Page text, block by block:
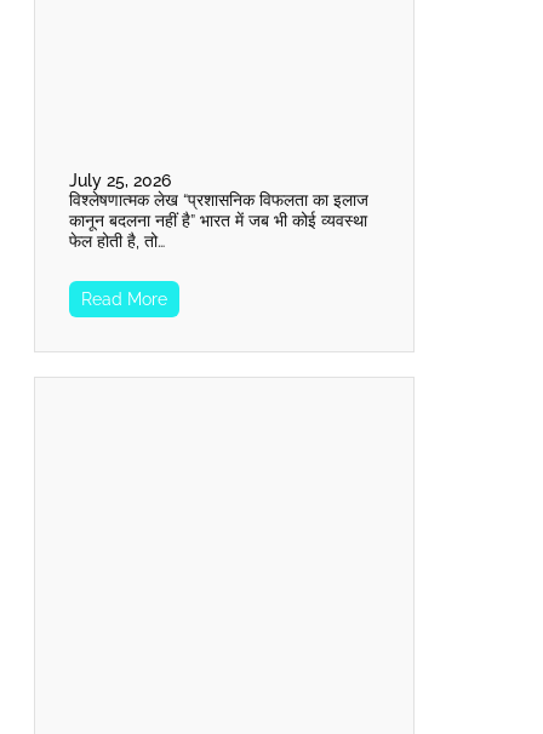
July 25, 2026
विश्लेषणात्मक लेख “प्रशासनिक विफलता का इलाज
कानून बदलना नहीं है” भारत में जब भी कोई व्यवस्था
फेल होती है, तो…
Read More